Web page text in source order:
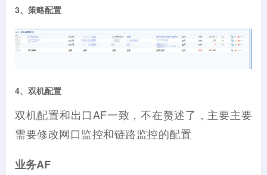
3、策略配置
4、双机配置
双机配置和出口AF一致，不在赘述了，主要主要
需要修改网口监控和链路监控的配置
业务AF